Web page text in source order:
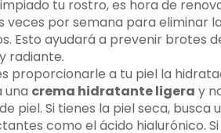
tu rostro, es hora de
veces por semana para eliminar
Esto ayudará a prevenir brotes
radiante.
proporcionarle a tu piel la
una crema hidratante ligera y
piel. Si tienes la piel seca, busca
como el ácido hialurónico.